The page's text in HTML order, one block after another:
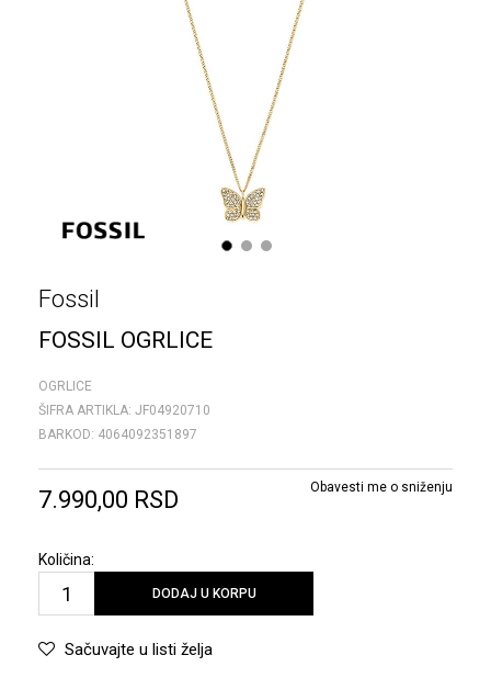
1 2 3
Fossil
FOSSIL OGRLICE
OGRLICE
ŠIFRA ARTIKLA: JF04920710
BARKOD: 4064092351897
7.990,00 RSD Obavesti me o sniženju
Količina:
DODAJ U KORPU
Sačuvajte u listi želja